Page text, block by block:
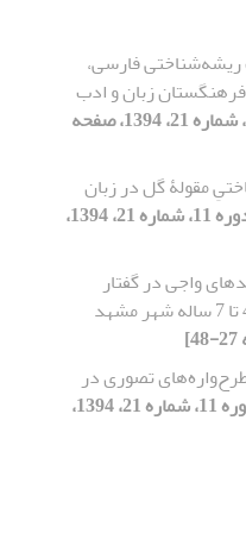
فارسی،
1393 تهران، فرهنگستان زبان و ادب
[دوره 11، شماره 21، 1394، صفحه
مقولۀ گل در زبان
[دوره 11، شماره 21، 1394،
واجی در گفتار
تصوری در
[دوره 11، شماره 21، 1394،